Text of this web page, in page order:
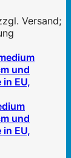
Versand;
und
EU,